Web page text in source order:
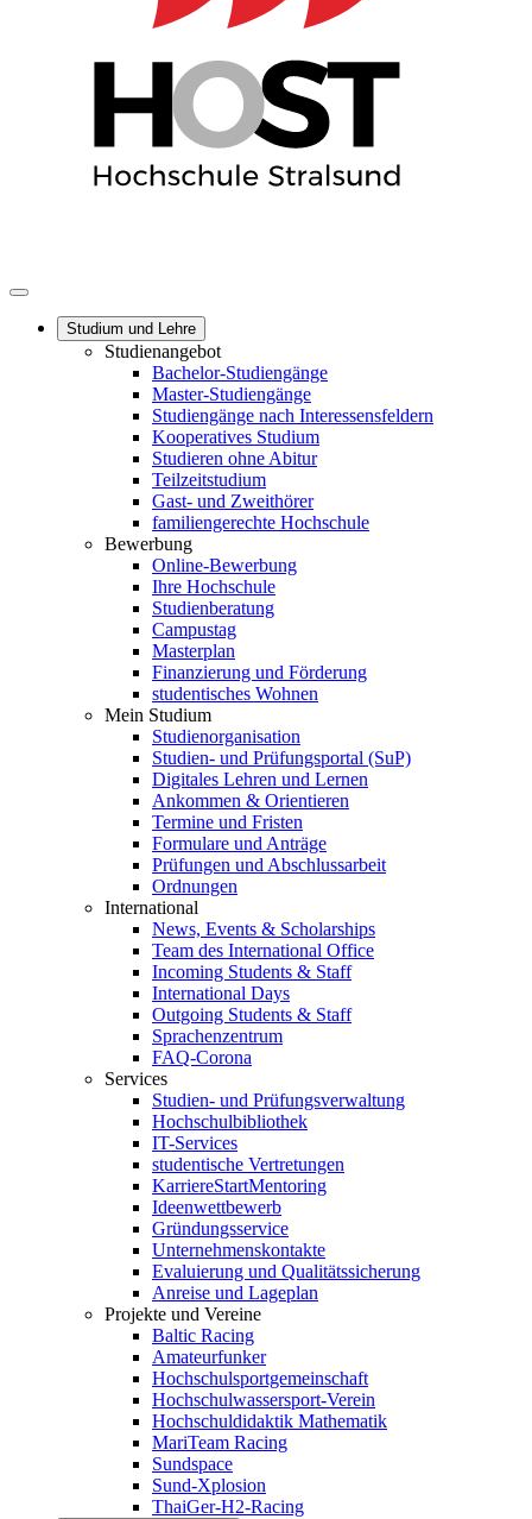
Studium und Lehre
Studienangebot
Bachelor-Studiengänge
Master-Studiengänge
Studiengänge nach Interessensfeldern
Kooperatives Studium
Studieren ohne Abitur
Teilzeitstudium
Gast- und Zweithörer
familiengerechte Hochschule
Bewerbung
Online-Bewerbung
Ihre Hochschule
Studienberatung
Campustag
Masterplan
Finanzierung und Förderung
studentisches Wohnen
Mein Studium
Studienorganisation
Studien- und Prüfungsportal (SuP)
Digitales Lehren und Lernen
Ankommen & Orientieren
Termine und Fristen
Formulare und Anträge
Prüfungen und Abschlussarbeit
Ordnungen
International
News, Events & Scholarships
Team des International Office
Incoming Students & Staff
International Days
Outgoing Students & Staff
Sprachenzentrum
FAQ-Corona
Services
Studien- und Prüfungsverwaltung
Hochschulbibliothek
IT-Services
studentische Vertretungen
KarriereStartMentoring
Ideenwettbewerb
Gründungsservice
Unternehmenskontakte
Evaluierung und Qualitätssicherung
Anreise und Lageplan
Projekte und Vereine
Baltic Racing
Amateurfunker
Hochschulsportgemeinschaft
Hochschulwassersport-Verein
Hochschuldidaktik Mathematik
MariTeam Racing
Sundspace
Sund-Xplosion
ThaiGer-H2-Racing